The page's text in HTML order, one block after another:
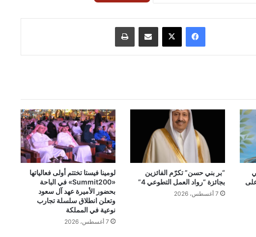
فيسبوك ‫X مشاركة عبر البريد طباعة
“بر بني حسن” تكرّم الفائزين
بجائزة “رواد العمل التطوعي 4”
7 أغسطس، 2026
لومينا فيستا تختتم أولى فعالياتها
«Summit200» في الباحة
بحضور الأميرة عهد آل سعود
وتعلن انطلاق سلسلة تجارب
نوعية في المملكة
7 أغسطس، 2026